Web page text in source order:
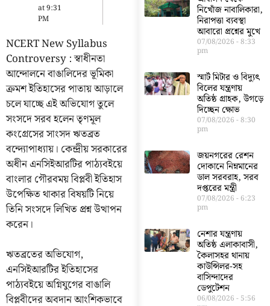
at9:31
PM
NCERT New Syllabus
Controversy : স্বাধীনতা
আন্দোলনে বাঙালিদের ভূমিকা
ক্রমশ ইতিহাসের পাতায় আড়ালে
চলে যাচ্ছে এই অভিযোগ তুলে
সংসদে সরব হলেন তৃণমূল
কংগ্রেসের সাংসদ ঋতব্রত
বন্দ্যোপাধ্যায়। কেন্দ্রীয় সরকারের
অধীন এনসিইআরটির পাঠ্যবইয়ে
বাংলার গৌরবময় বিপ্লবী ইতিহাস
উপেক্ষিত থাকার বিষয়টি নিয়ে
তিনি সংসদে লিখিত প্রশ্ন উত্থাপন
করেন।
ঋতব্রতের অভিযোগ,
এনসিইআরটির ইতিহাসের
পাঠ্যবইয়ে অগ্নিযুগের বাঙালি
বিপ্লবীদের অবদান আংশিকভাবে
নিখোঁজ নাবালিকারা,
নিরাপত্তা ব্যবস্থা
আবারো প্রশ্নের মুখে
07/08/2026 8:33
pm
স্মার্ট মিটার ও বিদ্যুৎ
বিলের যন্ত্রণায়
অতিষ্ঠ গ্রাহক, উগড়ে
দিচ্ছেন ক্ষোভ
07/08/2026 8:30
pm
জয়নগরের রেশন
দোকানে নিম্নমানের
ডাল সরবরাহ, সরব
দপ্তরের মন্ত্রী
07/08/2026 6:23
pm
নেশার যন্ত্রণায়
অতিষ্ঠ এলাকাবাসী,
কৈলাসহর থানায়
কাউন্সিলর-সহ
বাসিন্দাদের
ডেপুটেশন
06/08/2026 5:56